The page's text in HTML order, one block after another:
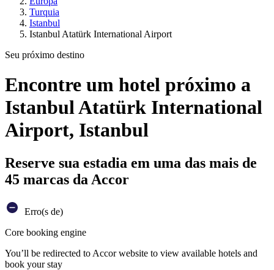
Turquia
Istanbul
Istanbul Atatürk International Airport
Seu próximo destino
Encontre um hotel próximo a
Istanbul Atatürk International
Airport, Istanbul
Reserve sua estadia em uma das mais de
45 marcas da Accor
Erro(s de)
Core booking engine
You’ll be redirected to Accor website to view available hotels and
book your stay